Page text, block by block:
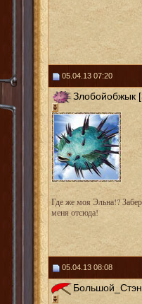
05.04.13 07:20
Злобойобжык
Где же моя Эльна!?
меня отсюда!
05.04.13 08:08